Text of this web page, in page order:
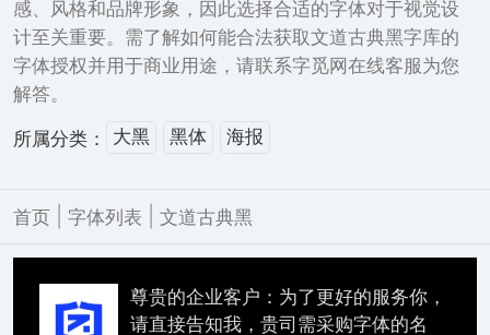
感、风格和品牌形象，因此选择合适的字体对于视觉设
计至关重要。需了解如何能合法获取文道古典黑字库的
字体授权并用于商业用途，请联系字觅网在线客服为您
解答。
所属分类： 大黑 黑体 海报
首页 字体列表 文道古典黑
尊贵的企业客户：为了更好的服务你，
请直接告知我，贵司需采购字体的名